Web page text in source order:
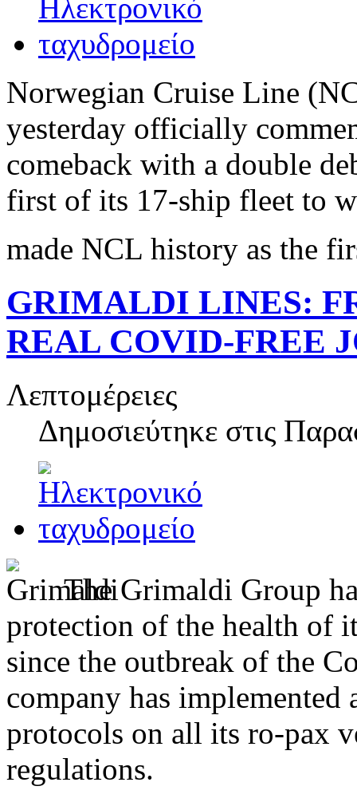
Norwegian Cruise Line
yesterday officially
comeback with a double
first of its 17-ship fleet to
made NCL history as the
GRIMALDI LINES:
REAL COVID-FREE
Λεπτομέρειες
Δημοσιεύτηκε στις
The Grimaldi Group
protection of the health of
since the outbreak of the
company has
protocols on all its ro-pax
regulations.